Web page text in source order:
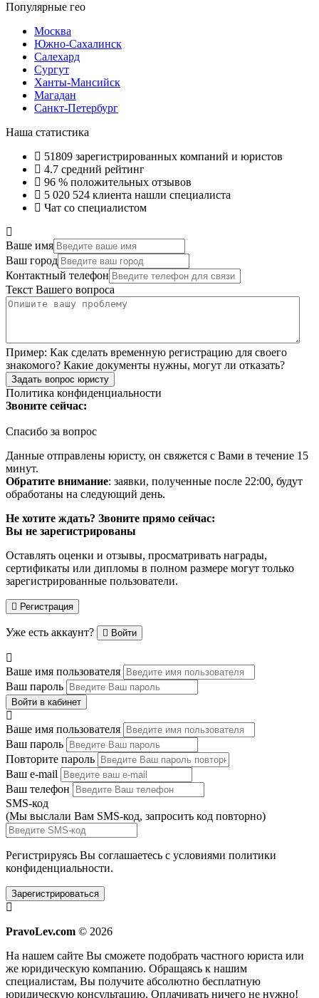
Популярные гео
Москва
Южно-Сахалинск
Салехард
Сургут
Ханты-Мансийск
Магадан
Санкт-Петербург
Наша статистика
51809 зарегистрированных компаний и юристов
4.7 средний рейтинг
96 % положительных отзывов
5 020 524 клиента нашли специалиста
Чат со специалистом
Ваше имя
Ваш город
Контактный телефон
Текст Вашего вопроса
Пример: Как сделать временную регистрацию для своего
знакомого? Какие документы нужны, могут ли отказать?
Задать вопрос юристу
Политика конфиденциальности
Звоните сейчас:
Спасибо за вопрос
Данные отправлены юристу, он свяжется с Вами в течение 15
минут.
Обратите внимание: заявки, полученные после 22:00, будут
обработаны на следующий день.
Не хотите ждать? Звоните прямо сейчас:
Вы не зарегистрированы
Оставлять оценки и отзывы, просматривать награды,
сертификаты или дипломы в полном размере могут только
зарегистрированные пользователи.
Регистрация
Уже есть аккаунт? Войти
Ваше имя пользователя
Ваш пароль
Войти в кабинет
Ваше имя пользователя
Ваш пароль
Повторите пароль
Ваш e-mail
Ваш телефон
SMS-код
(Мы выслали Вам SMS-код, запросить код повторно)
Регистрируясь Вы соглашаетесь с условиями политики
конфиденциальности.
Зарегистрироваться
PravoLev.com © 2026
На нашем сайте Вы сможете подобрать частного юриста или
же юридическую компанию. Обращаясь к нашим
специалистам, Вы получите абсолютно бесплатную
юридическую консультацию. Оплачивать ничего не нужно!